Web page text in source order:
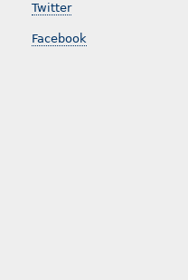
Twitter
Facebook